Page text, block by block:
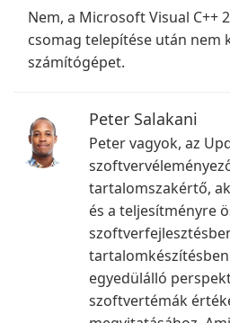
Nem, a Microsoft Visual C++
csomag telepítése után nem
számítógépet.
Peter Salakani
Peter vagyok, az
tartalomszakértő,
és a teljesítményre
egyedülálló
szoftvertémák